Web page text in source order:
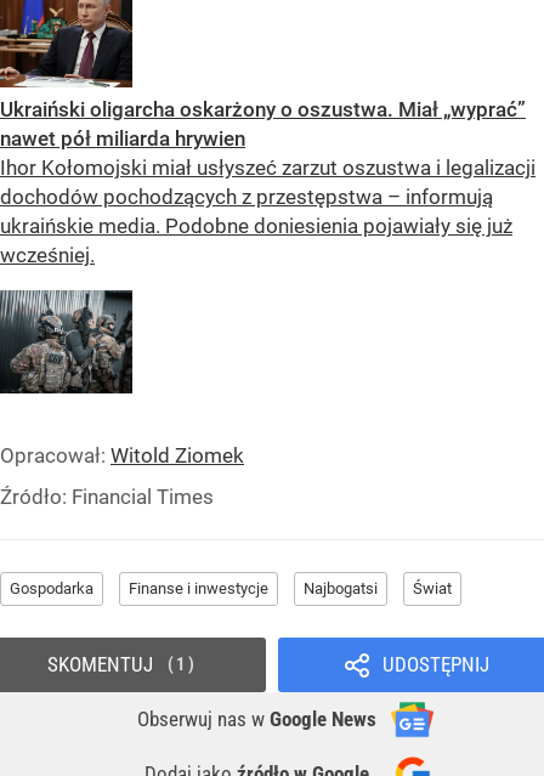
Ukraiński oligarcha oskarżony o oszustwa. Miał „wyprać”
nawet pół miliarda hrywien
Ihor Kołomojski miał usłyszeć zarzut oszustwa i legalizacji
dochodów pochodzących z przestępstwa – informują
ukraińskie media. Podobne doniesienia pojawiały się już
wcześniej.
Opracował: Witold Ziomek
Źródło: Financial Times
Gospodarka Finanse i inwestycje Najbogatsi Świat
UDOSTĘPNIJ
Obserwuj nas w Google News
SKOMENTUJ 1